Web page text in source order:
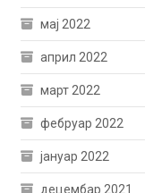
мај 2022
април 2022
март 2022
фебруар 2022
јануар 2022
децембар 2021